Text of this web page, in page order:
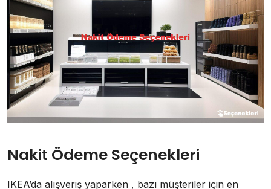
Nakit Ödeme Seçenekleri
IKEA’da alışveriş yaparken , bazı müşteriler için en